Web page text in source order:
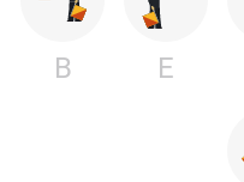
B E